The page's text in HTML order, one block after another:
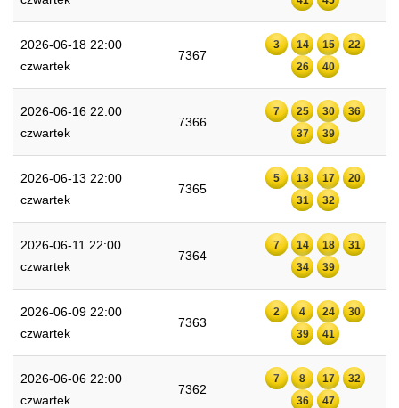
2026-06-18 22:00
czwartek
7367
3 14 15
22
26
40
2026-06-16 22:00
czwartek
7366
7 25 30
36
37
39
2026-06-13 22:00
czwartek
7365
5 13 17
20
31
32
2026-06-11 22:00
czwartek
7364
7 14 18
31
34
39
2026-06-09 22:00
czwartek
7363
2 4 24
30
39
41
2026-06-06 22:00
czwartek
7362
7 8 17
32
36
47